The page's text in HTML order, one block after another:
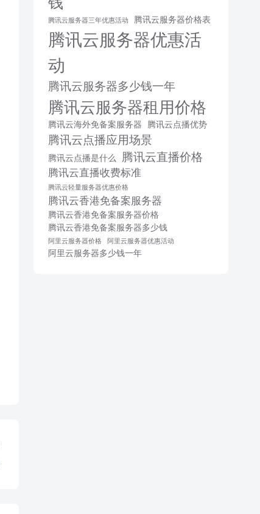
腾讯云服务器三年优惠活动 腾讯云服务器价格表
腾讯云服务器优惠活
动
腾讯云服务器多少钱一年
腾讯云服务器租用价格
腾讯云海外免备案服务器 腾讯云点播优势
腾讯云点播应用场景
腾讯云点播是什么 腾讯云直播价格
腾讯云直播收费标准
腾讯云轻量服务器优惠价格
腾讯云香港免备案服务器
腾讯云香港免备案服务器价格
腾讯云香港免备案服务器多少钱
阿里云服务器价格 阿里云服务器优惠活动
阿里云服务器多少钱一年